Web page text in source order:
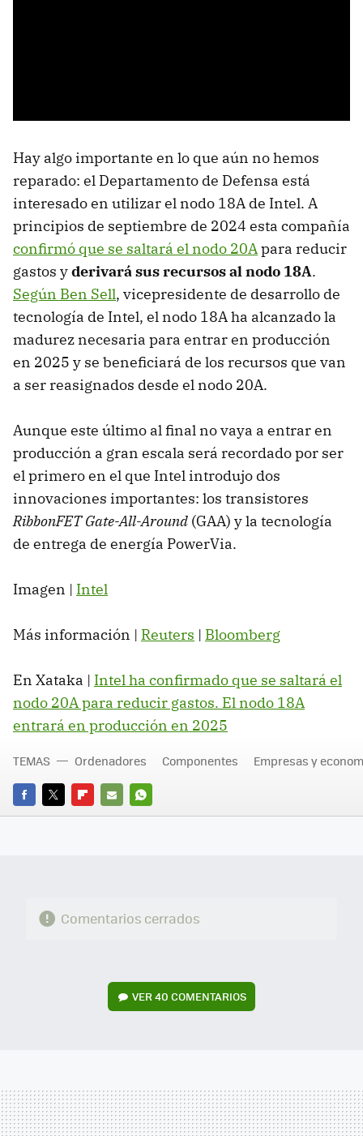
Hay algo importante en lo que aún no hemos
reparado: el Departamento de Defensa está
interesado en utilizar el nodo 18A de Intel. A
principios de septiembre de 2024 esta compañía
confirmó que se saltará el nodo 20Apara reducir
gastos yderivará sus recursos al nodo 18A.
Según Ben Sell, vicepresidente de desarrollo de
tecnología de Intel, el nodo 18A ha alcanzado la
madurez necesaria para entrar en producción
en 2025 y se beneficiará de los recursos que van
a ser reasignados desde el nodo 20A.
Aunque este último al final no vaya a entrar en
producción a gran escala será recordado por ser
el primero en el que Intel introdujo dos
innovaciones importantes: los transistores
RibbonFET Gate-All-Around (GAA) y la tecnología
de entrega de energía PowerVia.
Imagen | Intel
Más información | Reuters | Bloomberg
En Xataka | Intel ha confirmado que se saltará el
nodo 20A para reducir gastos. El nodo 18A
entrará en producción en 2025
FACEBOOK
TWITTERFLIPBOARD
E-
WHATSAPP
TEMAS Ordenadores Componentes Empresas y
Comentarios cerrados
VER40 COMENTARIOS